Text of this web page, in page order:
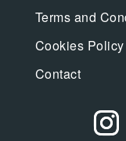
Terms and
Cookies Policy
Contact